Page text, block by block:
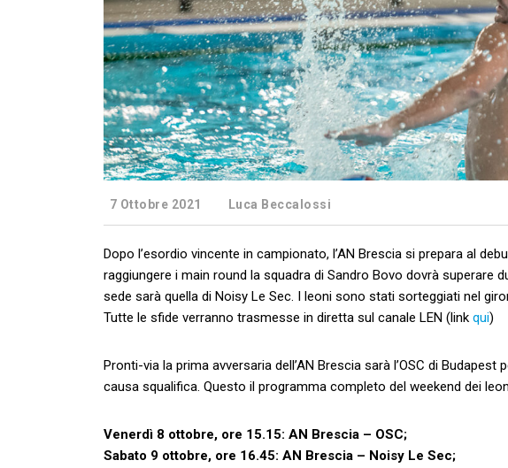
7 Ottobre 2021 Luca Beccalossi
Dopo l’esordio vincente in campionato, l’AN Brescia si prepara al
raggiungere i main round la squadra di Sandro Bovo dovrà superare
sede sarà quella di Noisy Le Sec. I leoni sono stati sorteggiati nel
Tutte le sfide verranno trasmesse in diretta sul canale LEN (link qui)
Pronti-via la prima avversaria dell’AN Brescia sarà l’OSC di
causa squalifica. Questo il programma completo del weekend dei
Venerdì 8 ottobre, ore 15.15: AN Brescia – OSC;
Sabato 9 ottobre, ore 16.45: AN Brescia – Noisy Le Sec;